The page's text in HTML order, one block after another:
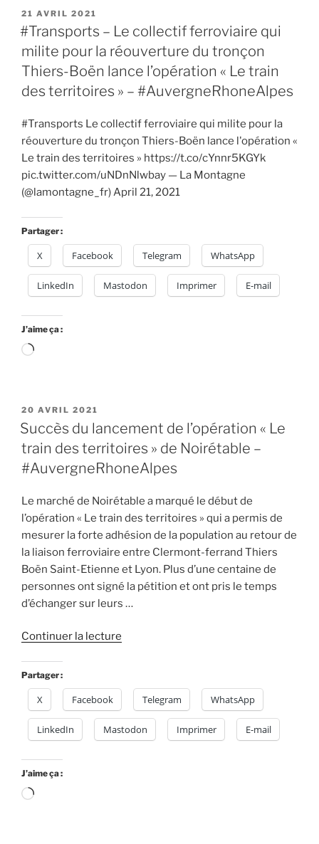
l’opération
«
Le
train
territoires
»
–
#AuvergneRhoneAlpes »
PUBLIÉ
LE
21 AVRIL 2021
#Transports – Le collectif ferroviaire qui
milite pour la réouverture du tronçon
Thiers-Boën lance l’opération « Le train
des territoires » – #AuvergneRhoneAlpes
#Transports Le collectif ferroviaire qui milite pour la
réouverture du tronçon Thiers-Boën lance l'opération «
Le train des territoires » https://t.co/cYnnr5KGYk
pic.twitter.com/uNDnNlwbay — La Montagne
(@lamontagne_fr) April 21, 2021
Partager :
X Facebook Telegram WhatsApp
LinkedIn Mastodon Imprimer E-mail
J’aime ça :
Chargement…
PUBLIÉ
LE
20 AVRIL 2021
Succès du lancement de l’opération « Le
train des territoires » de Noirétable –
#AuvergneRhoneAlpes
Le marché de Noirétable a marqué le début de
l’opération « Le train des territoires » qui a permis de
mesurer la forte adhésion de la population au retour de
la liaison ferroviaire entre Clermont-ferrand Thiers
Boën Saint-Etienne et Lyon. Plus d’une centaine de
personnes ont signé la pétition et ont pris le temps
d’échanger sur leurs …
Continuer la lecture
lancement
l’opération
«
Partager :
X Facebook Telegram WhatsApp
LinkedIn Mastodon Imprimer E-mail
J’aime ça :
Chargement…